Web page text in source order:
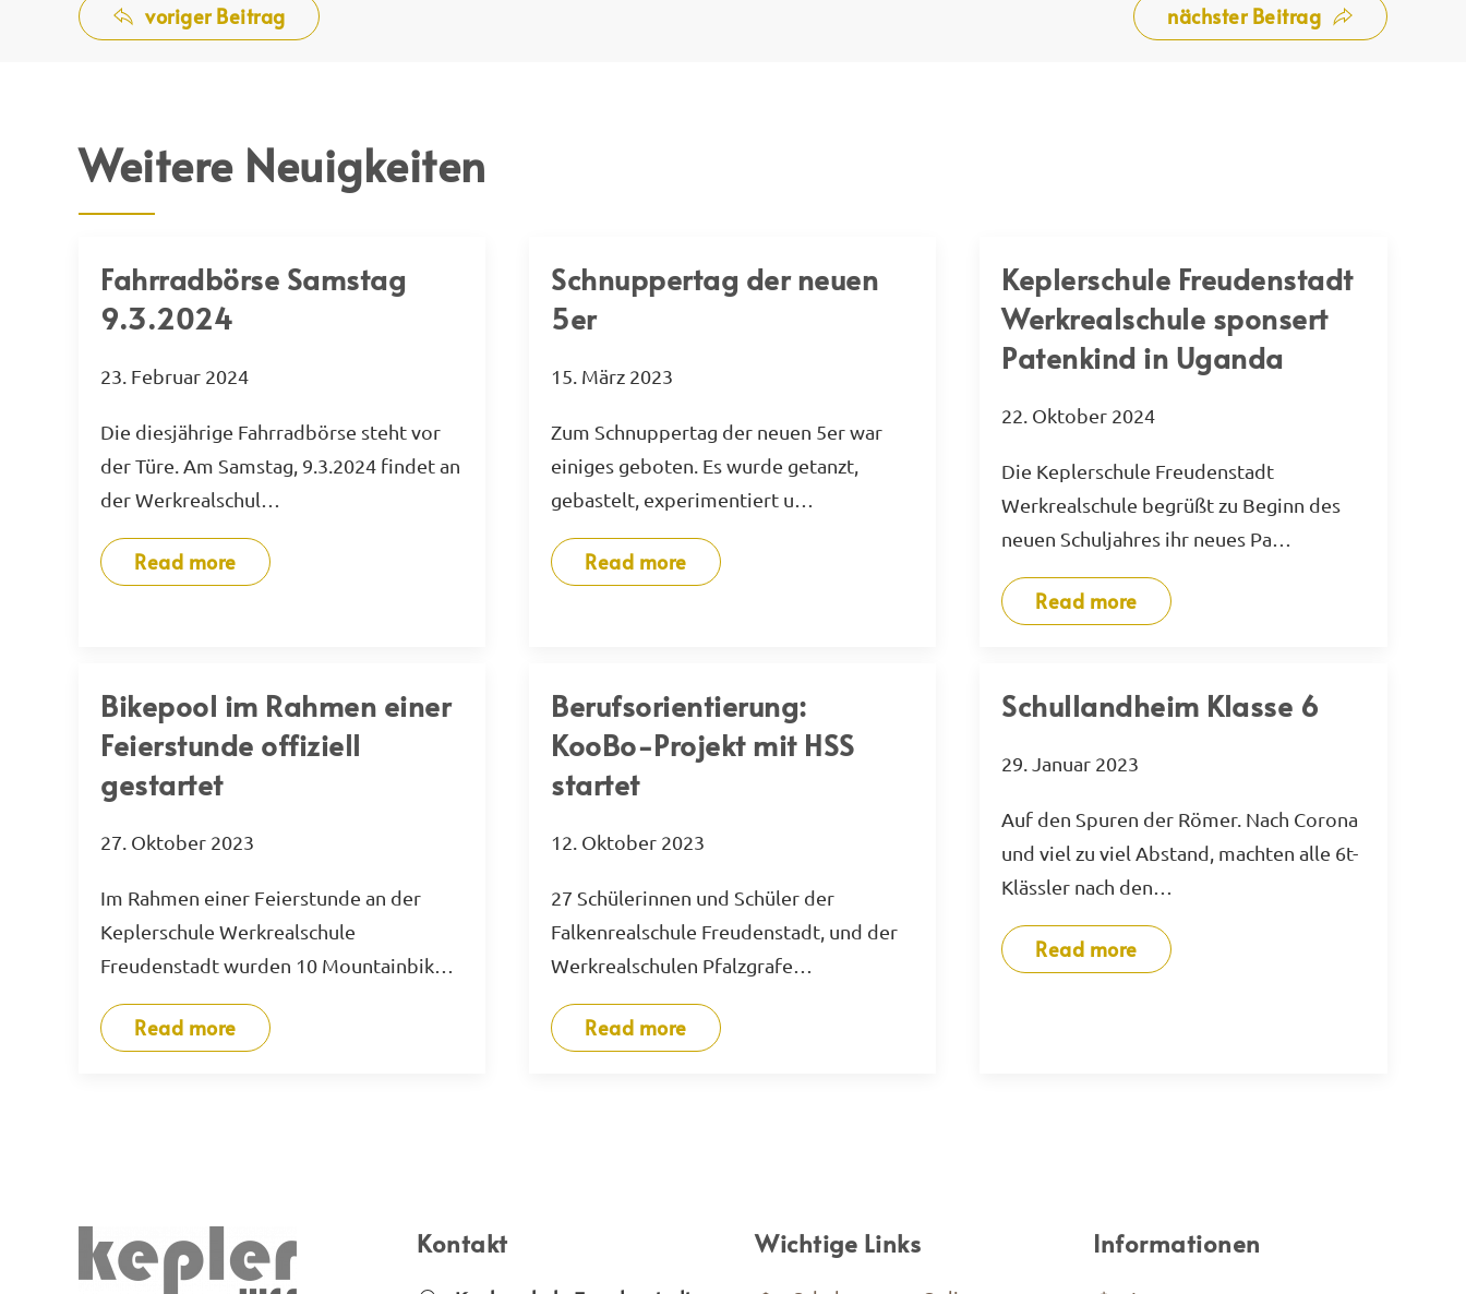
voriger Beitrag nächster Beitrag
Weitere Neuigkeiten
Fahrradbörse Samstag
9.3.2024
23. Februar 2024
Die diesjährige Fahrradbörse steht vor
der Türe. Am Samstag, 9.3.2024 findet an
der Werkrealschul…
Read more
Schnuppertag der neuen
5er
15. März 2023
Zum Schnuppertag der neuen 5er war
einiges geboten. Es wurde getanzt,
gebastelt, experimentiert u…
Read more
Keplerschule Freudenstadt
Werkrealschule sponsert
Patenkind in Uganda
22. Oktober 2024
Die Keplerschule Freudenstadt
Werkrealschule begrüßt zu Beginn des
neuen Schuljahres ihr neues Pa…
Read more
Bikepool im Rahmen einer
Feierstunde offiziell
gestartet
27. Oktober 2023
Im Rahmen einer Feierstunde an der
Keplerschule Werkrealschule
Freudenstadt wurden 10 Mountainbik…
Read more
Berufsorientierung:
KooBo-Projekt mit HSS
startet
12. Oktober 2023
27 Schülerinnen und Schüler der
Falkenrealschule Freudenstadt, und der
Werkrealschulen Pfalzgrafe…
Read more
Schullandheim Klasse 6
29. Januar 2023
Auf den Spuren der Römer. Nach Corona
und viel zu viel Abstand, machten alle 6t-
Klässler nach den…
Read more
Kontakt Wichtige Links Informationen